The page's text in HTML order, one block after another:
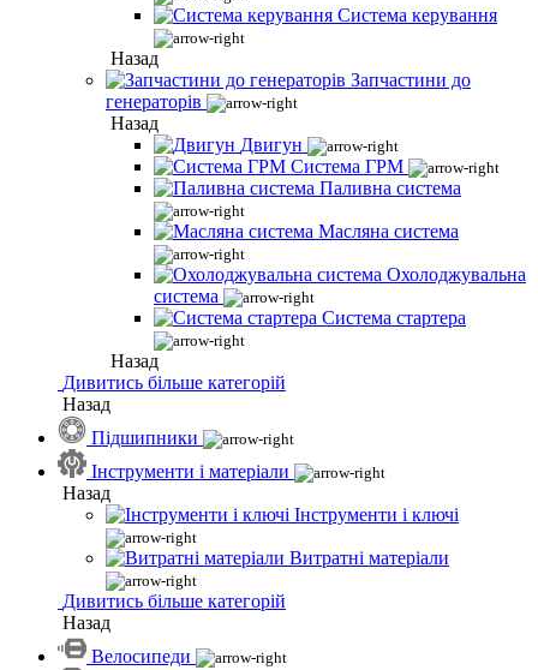
Система керування
Назад
Запчастини до
генераторів
Назад
Двигун
Система ГРМ
Паливна система
Масляна система
Охолоджувальна
система
Система стартера
Назад
Дивитись більше категорій
Назад
Підшипники
Інструменти і матеріали
Назад
Інструменти і ключі
Витратні матеріали
Дивитись більше категорій
Назад
Велосипеди